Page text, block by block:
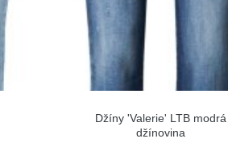
Džíny 'Valerie' LTB modrá
džínovina